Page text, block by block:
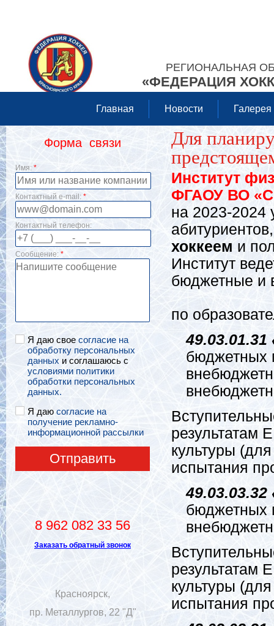
РЕГИОНАЛЬНАЯ
«ФЕДЕРАЦИЯ
Главная Новости Галерея
Форма связи
Имя: *
Контактный e-mail: *
Контактный телефон:
Сообщение: *
Я даю свое согласие на
обработку персональных
данных и соглашаюсь с
условиями политики
обработки персональных
данных.
Я даю согласие на
получение рекламно-
информационной рассылки
Отправить
8 962 082 33 56
Заказать обратный звонок
Красноярск,
пр. Металлургов, 22 "Д"
Для
Институт
ФГАОУ ВО
на 2023-2024
хоккеем и
Институт
бюджетные и
по
бюджетных
результатам
культуры
испытания
бюджетных
результатам
культуры
испытания